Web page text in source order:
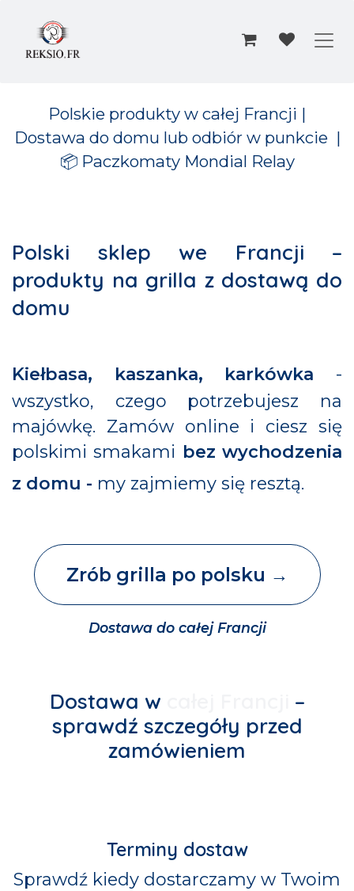
Polskie produkty w całej Francji |
Dostawa do domu lub odbiór w punkcie |
📦 Paczkomaty Mondial Relay
Polski sklep we Francji –
produkty na grilla z dostawą do
domu​
Kiełbasa, kaszanka, karkówka -
wszystko, czego potrzebujesz na
majówkę. Zamów online i ciesz się
polskimi smakami bez wychodzenia
z domu - my zajmiemy się resztą.
​Zrób grilla po polsku →
Dostawa do całej Francji
Dostawa w
–
sprawdź szczegóły przed
zamówieniem
Terminy dostaw
Sprawdź kiedy dostarczamy w Twoim